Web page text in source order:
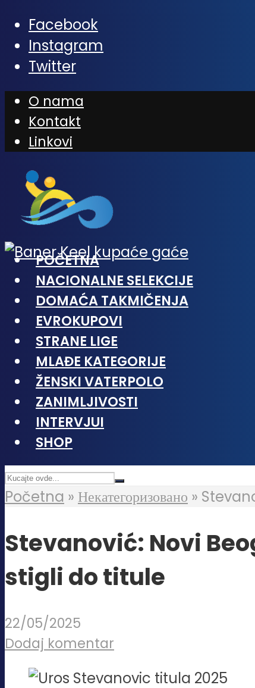
Facebook
Instagram
Twitter
O nama
Kontakt
Linkovi
POČETNA
NACIONALNE SELEKCIJE
DOMAĆA TAKMIČENJA
EVROKUPOVI
STRANE LIGE
MLAĐE KATEGORIJE
ŽENSKI VATERPOLO
ZANIMLJIVOSTI
INTERVJUI
SHOP
Početna » Некатегоризовано »
Stevanović: Novi
stigli do titule
22/05/2025
Dodaj komentar